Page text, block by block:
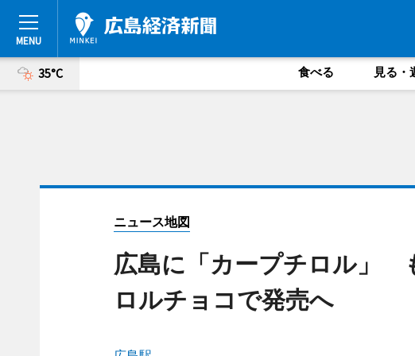
35°C 食べる 見る・
ニュース地図
広島に「カープチロル」
ロルチョコで発売へ